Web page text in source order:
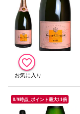
8/9時点_ポイント最大11倍